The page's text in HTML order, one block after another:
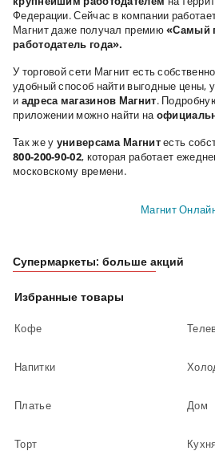
Федерации. Сейчас в компании
Магнит даже получал премию«Самый
работодатель года».
У торговой сети Магнит есть
удобный способ найти выгодные цены,
и адреса магазинов Магнит.
приложении можно найти на
Так же у универсама Магнитесть
800-200-90-02, которая работает
московскому времени.
Магнит
Супермаркеты: больше акций
Избранные товары
Кофе
Напитки
Платье Дом
Торт